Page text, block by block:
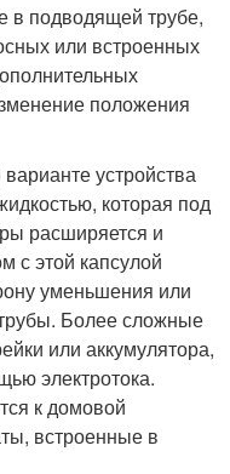
в подводящей трубе,
или встроенных
положения
устройства
которая под
расширяется и
с этой капсулой
уменьшения или
Более сложные
или аккумулятора,
электротока.
к домовой
встроенные в